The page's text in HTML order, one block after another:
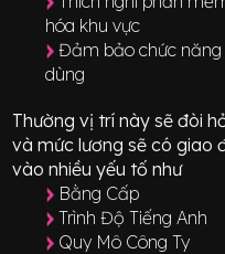
hóa khu vực
Đảm bảo chức
dùng
Thường vị trí này sẽ đòi
và mức lương sẽ có giao
vào nhiều yếu tố như
Bằng Cấp
Trình Độ Tiếng Anh
Quy Mô Công Ty